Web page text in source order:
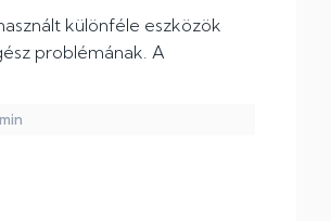
különféle eszközök
problémának. A